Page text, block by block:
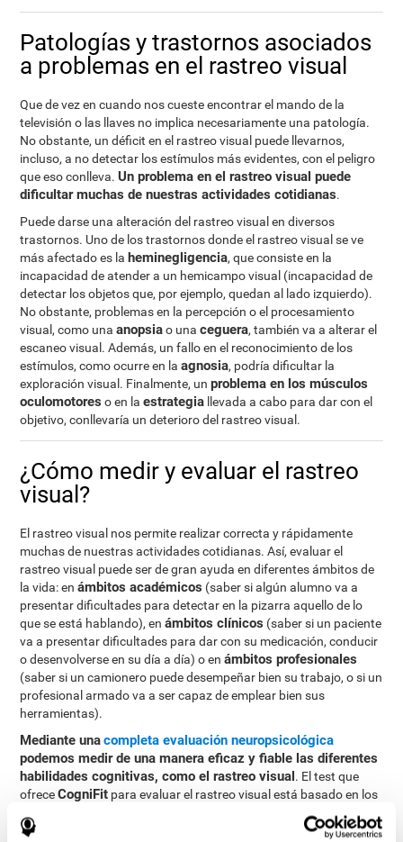
Patologías y trastornos asociados
a problemas en el rastreo visual
Que de vez en cuando nos cueste encontrar el mando de la
televisión o las llaves no implica necesariamente una patología.
No obstante, un déficit en el rastreo visual puede llevarnos,
incluso, a no detectar los estímulos más evidentes, con el peligro
que eso conlleva.Un problema en el rastreo visual puede
dificultar muchas de nuestras actividades cotidianas.
Puede darse una alteración del rastreo visual en diversos
trastornos. Uno de los trastornos donde el rastreo visual se ve
más afectado es la heminegligencia, que consiste en la
incapacidad de atender a un hemicampo visual (incapacidad de
detectar los objetos que, por ejemplo, quedan al lado izquierdo).
No obstante, problemas en la percepción o el procesamiento
visual, como unaanopsiao unaceguera, también va a alterar el
escaneo visual. Además, un fallo en el reconocimiento de los
estímulos, como ocurre en laagnosia, podría dificultar la
exploración visual. Finalmente, unproblema en los músculos
oculomotores o en laestrategia llevada a cabo para dar con el
objetivo, conllevaría un deterioro del rastreo visual.
¿Cómo medir y evaluar el rastreo
visual?
El rastreo visual nos permite realizar correcta y rápidamente
muchas de nuestras actividades cotidianas. Así, evaluar el
rastreo visual puede ser de gran ayuda en diferentes ámbitos de
la vida: enámbitos académicos (saber si algún alumno va a
presentar dificultades para detectar en la pizarra aquello de lo
que se está hablando), enámbitos clínicos (saber si un paciente
va a presentar dificultades para dar con su medicación, conducir
o desenvolverse en su día a día) o enámbitos profesionales
(saber si un camionero puede desempeñar bien su trabajo, o si un
profesional armado va a ser capaz de emplear bien sus
herramientas).
Mediante unacompleta evaluación neuropsicológica
podemos medir de una manera eficaz y fiable las diferentes
habilidades cognitivas, como el rastreo visual. El test que
ofreceCogniFit para evaluar el rastreo visual está basado en los
tests clásicos Continuous Performance Test (CPT), el Test pf
Memory Malingering (TOMM), la Hooper Visual Organisation